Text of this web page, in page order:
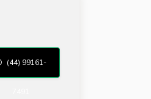
(44) 99161-